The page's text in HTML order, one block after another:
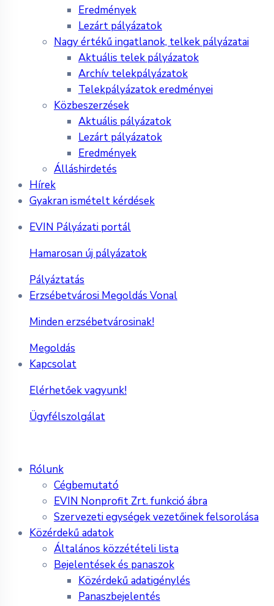
Eredmények
Lezárt pályázatok
Nagy értékű ingatlanok, telkek pályázatai
Aktuális telek pályázatok
Archív telekpályázatok
Telekpályázatok eredményei
Közbeszerzések
Aktuális pályázatok
Lezárt pályázatok
Eredmények
Álláshirdetés
Hírek
Gyakran ismételt kérdések
EVIN Pályázati portál
Hamarosan új pályázatok
Pályáztatás
Erzsébetvárosi Megoldás Vonal
Minden erzsébetvárosinak!
Megoldás
Kapcsolat
Elérhetőek vagyunk!
Ügyfélszolgálat
Rólunk
Cégbemutató
EVIN Nonprofit Zrt. funkció ábra
Szervezeti egységek vezetőinek felsorolása
Közérdekű adatok
Általános közzétételi lista
Bejelentések és panaszok
Közérdekű adatigénylés
Panaszbejelentés